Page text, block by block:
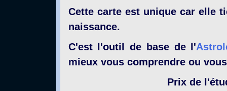
Cette carte est unique car elle
naissance.
C'est l'outil de base de l'
mieux vous comprendre ou
Prix de